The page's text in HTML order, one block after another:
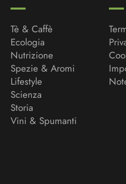
Tè & Caffè
Ecologia
Nutrizione
Spezie & Aromi
Lifestyle
Scienza
Storia
Vini & Spumanti